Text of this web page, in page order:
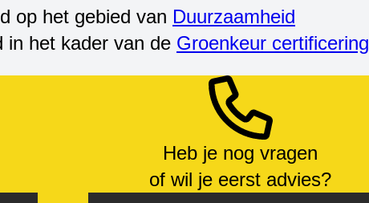
op het gebied van Duurzaamheid
in het kader van de Groenkeur certificering
Heb je nog vragen
of wil je eerst advies?